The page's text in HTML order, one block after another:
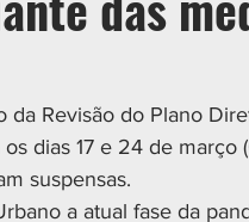
da Revisão do Plano
dias 17 e 24 de março
suspensas.
a atual fase da